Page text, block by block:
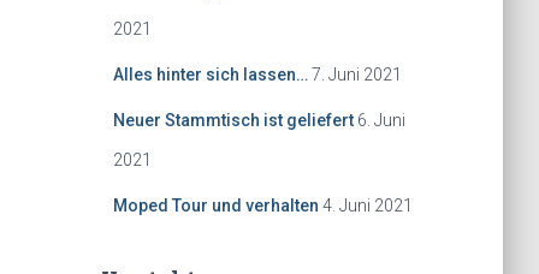
2021
Alles hinter sich lassen… 7. Juni 2021
Neuer Stammtisch ist geliefert 6. Juni
2021
Moped Tour und verhalten 4. Juni 2021